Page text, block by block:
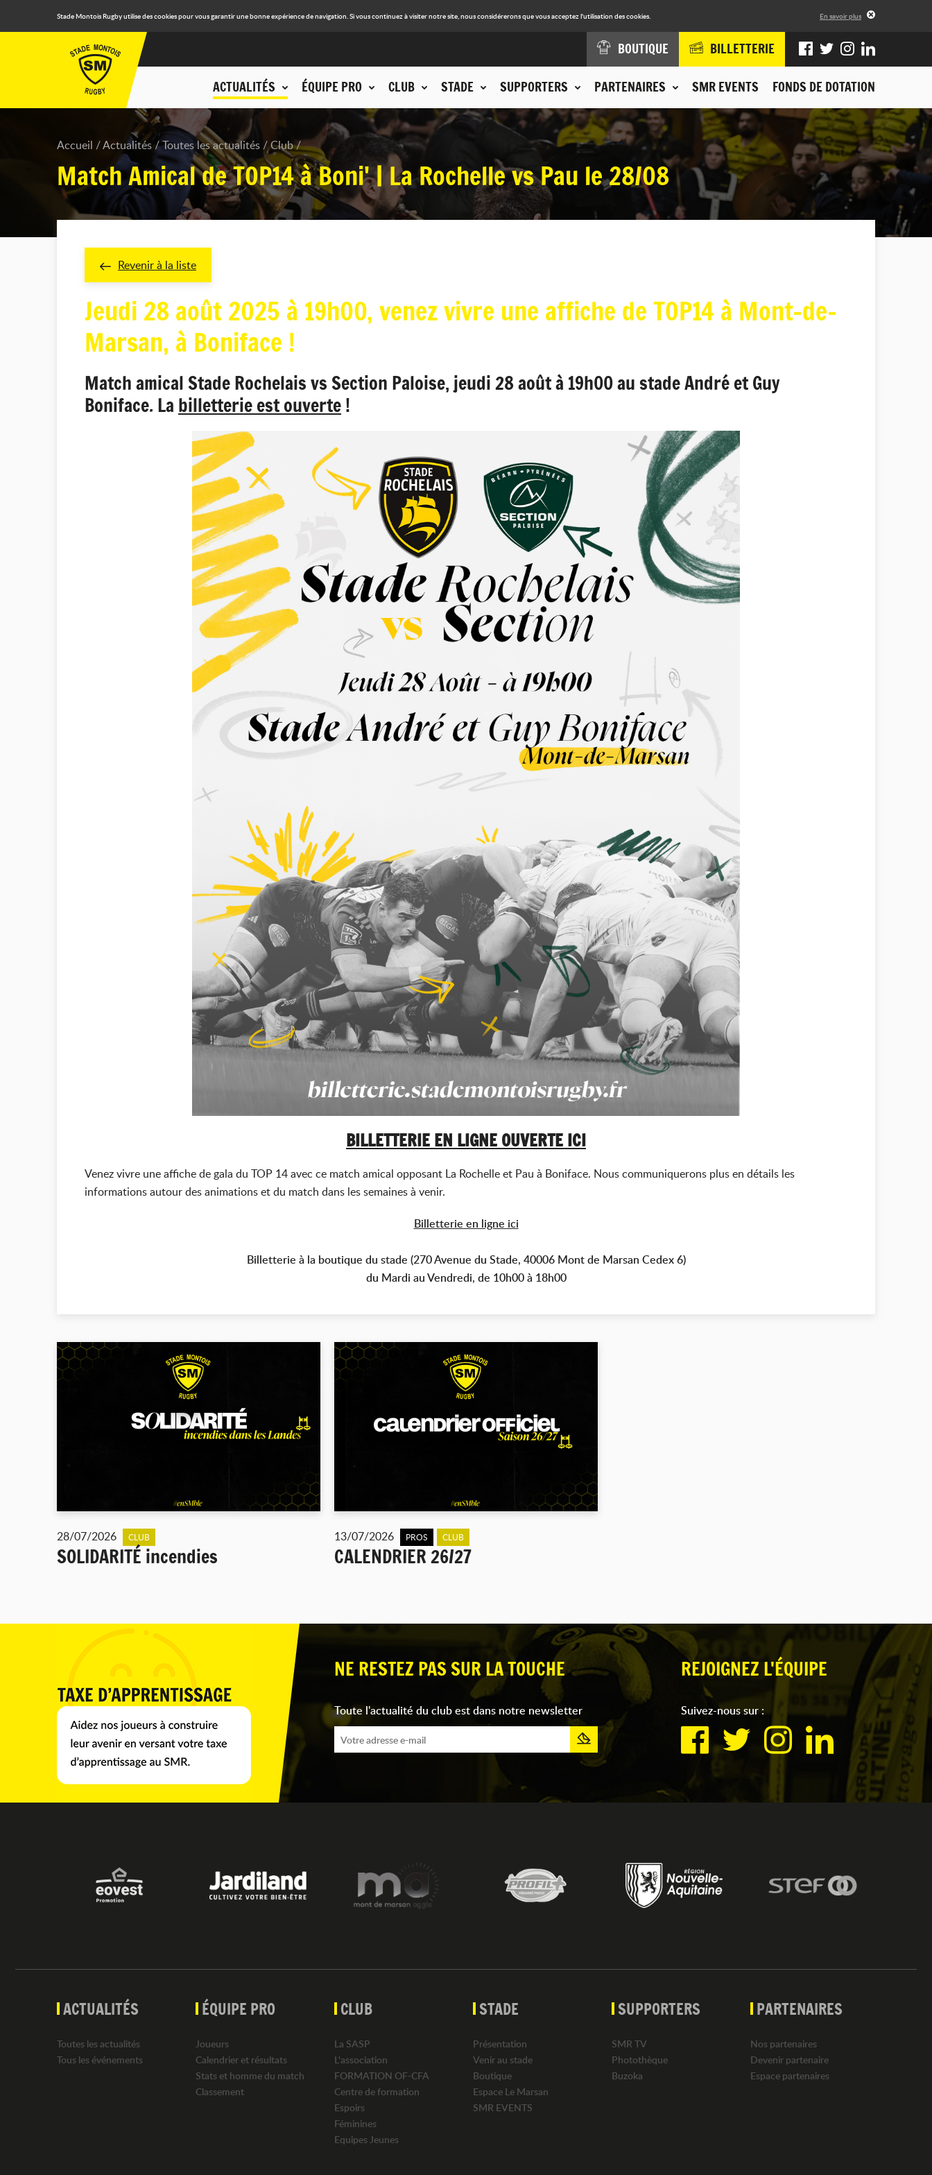
Stade Montois Rugby utilise des cookies pour vous garantir une bonne expérience de navigation. Si vous continuez à visiter notre site, nous considérerons que vous acceptez l'utilisation des cookies. En savoir plus
ACTUALITÉS ÉQUIPE PRO CLUB STADE SUPPORTERS PARTENAIRES SMR EVENTS FONDS DE DOTATION
BOUTIQUE BILLETTERIE
Accueil Actualités Toutes les actualités Club
Match Amical de TOP14 à Boni' | La Rochelle vs Pau le 28/08
Revenir à la liste
Jeudi 28 août 2025 à 19h00, venez vivre une affiche de TOP14 à Mont-de-
Marsan, à Boniface !
Match amical Stade Rochelais vs Section Paloise, jeudi 28 août à 19h00 au stade André et Guy
Boniface. La billetterie est ouverte!
BILLETTERIE EN LIGNE OUVERTE ICI
Venez vivre une affiche de gala du TOP 14 avec ce match amical opposant La Rochelle et Pau à Boniface. Nous communiquerons plus en détails les
informations autour des animations et du match dans les semaines à venir.
Billetterie en ligne ici
Billetterie à la boutique du stade (270 Avenue du Stade, 40006 Mont de Marsan Cedex 6)
du Mardi au Vendredi, de 10h00 à 18h00
28/07/2026 CLUB
SOLIDARITÉ incendies
13/07/2026 PROS CLUB
CALENDRIER 26/27
NE RESTEZ PAS SUR LA TOUCHE
Toute l'actualité du club est dans notre newsletter
REJOIGNEZ L'ÉQUIPE
Suivez-nous sur :
ACTUALITÉS
Toutes les actualités
Tous les événements
ÉQUIPE PRO
Joueurs
Calendrier et résultats
Stats et homme du match
Classement
CLUB
La SASP
L'association
FORMATION OF-CFA
Centre de formation
Espoirs
Féminines
Equipes Jeunes
STADE
Présentation
Venir au stade
Boutique
Espace Le Marsan
SMR EVENTS
SUPPORTERS
SMR TV
Photothèque
Buzoka
PARTENAIRES
Nos partenaires
Devenir partenaire
Espace partenaires